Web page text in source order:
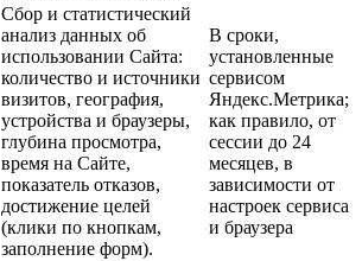
Сбор и статистический
анализ данных об
использовании Сайта:
количество и источники
визитов, география,
устройства и браузеры,
глубина просмотра,
время на Сайте,
показатель отказов,
достижение целей
(клики по кнопкам,
заполнение форм).
В сроки,
установленные
сервисом
Яндекс.Метрика;
как правило, от
сессии до 24
месяцев, в
зависимости от
настроек сервиса
и браузера